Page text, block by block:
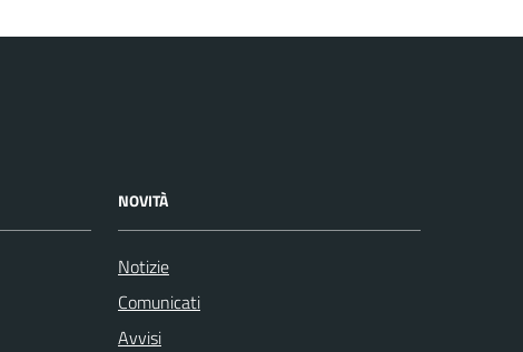
NOVITÀ
Notizie
Comunicati
Avvisi